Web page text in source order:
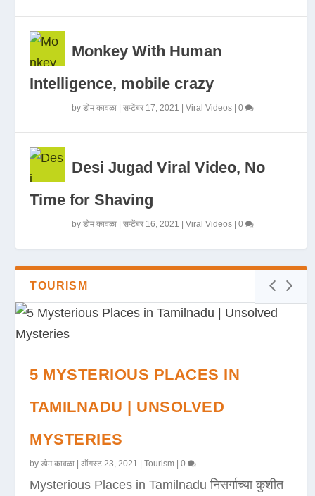
Monkey With Human
Intelligence, mobile crazy
byडोम कावळा |सप्टेंबर 17, 2021 |Viral Videos |0
Desi Jugad Viral Video, No
Time for Shaving
byडोम कावळा |सप्टेंबर 16, 2021 |Viral Videos |0
TOURISM
5 MYSTERIOUS PLACES IN
TAMILNADU | UNSOLVED
MYSTERIES
byडोम कावळा |ऑगस्ट 23, 2021 |Tourism |0
Mysterious Places in Tamilnadu निसर्गाच्या कुशीत